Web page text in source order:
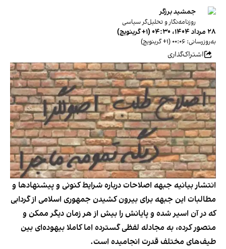
جمشید برزگر
روزنامه‌نگار و تحلیل‌گر سیاسی
۲۸ مرداد ۱۴۰۴، ۰۴:۳۰ (‎+۱ گرینویچ)
به‌روزرسانی: ۰۰:۰۶ (‎+۱ گرینویچ)
اشتراک‌گذاری
انتشار بیانیه جبهه اصلاحات درباره شرایط کنونی و پیشنهادها و
مطالبات این جبهه برای بیرون کشیدن جمهوری اسلامی از گردابی
که در آن اسیر شده و پایانش را بیش از هر زمان دیگر ممکن و
متصور کرده، به مجادله لفظی گسترده‌ اما کاملا بیهوده‌ای بین
طیف‌های مختلف قدرت انجامیده است.